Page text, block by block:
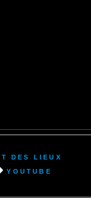
des lieux
youtube